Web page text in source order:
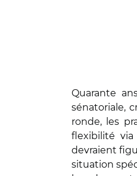
Quarante
sénatoriale,
ronde, les
flexibilité
devraient
situation